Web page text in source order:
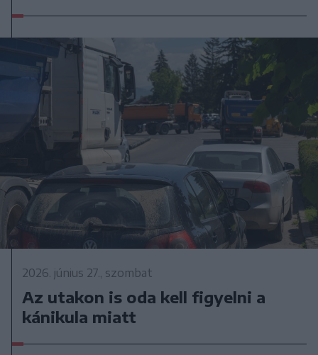
2026. június 27., szombat
Az utakon is oda kell figyelni a
kánikula miatt